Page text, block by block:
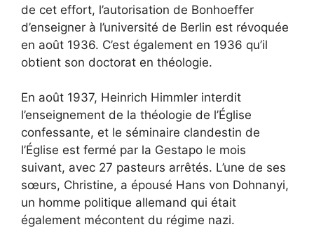
de cet effort, l’autorisation de Bonhoeffer
d’enseigner à l’université de Berlin est révoquée
en août 1936. C’est également en 1936 qu’il
obtient son doctorat en théologie.
En août 1937, Heinrich Himmler interdit
l’enseignement de la théologie de l’Église
confessante, et le séminaire clandestin de
l’Église est fermé par la Gestapo le mois
suivant, avec 27 pasteurs arrêtés. L’une de ses
sœurs, Christine, a épousé Hans von Dohnanyi,
un homme politique allemand qui était
également mécontent du régime nazi.